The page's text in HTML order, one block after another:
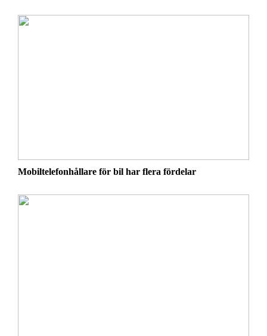
Mobiltelefonhållare för bil har flera fördelar